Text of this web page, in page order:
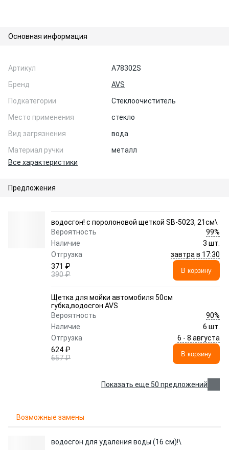
Основная информация
Артикул
A78302S
Бренд
AVS
Подкатегории
Стеклоочиститель
Место применения
стекло
Вид загрязнения
вода
Материал ручки
металл
Все характеристики
Предложения
водосгон! с поролоновой щеткой SB-5023, 21см\
Вероятность
99%
Наличие
3 шт.
Отгрузка
завтра в 17:30
371 ₽
390 ₽
В корзину
Щетка для мойки автомобиля 50см
губка,водосгон AVS
Вероятность
90%
Наличие
6 шт.
Отгрузка
6 - 8 августа
624 ₽
657 ₽
В корзину
Показать еще 50 предложений
Возможные замены
водосгон для удаления воды (16 см)!\